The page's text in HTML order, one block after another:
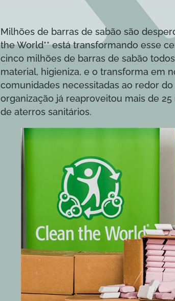
Milhões de barras de sabão são
the World** está transformando esse
cinco milhões de barras de sabão
material, higieniza, e o transforma em
comunidades necessitadas ao redor
organização já reaproveitou mais de
de aterros sanitários.